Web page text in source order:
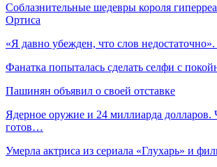
Соблазнительные шедевры короля
Ортиса
«Я давно убежден, что слов
Фанатка попыталась сделать селфи с
Пашинян объявил о своей отставке
Ядерное оружие и 24 миллиарда долларов.
готов…
Умерла актриса из сериала «Глухарь» и